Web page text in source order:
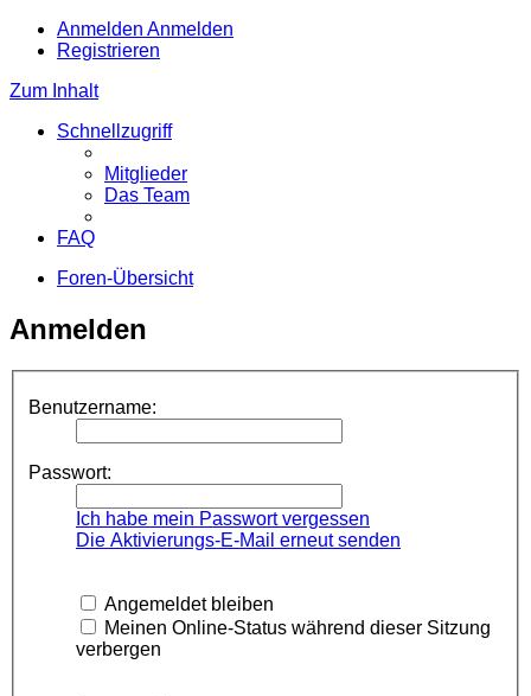
Anmelden Anmelden
Registrieren
Zum Inhalt
Schnellzugriff
Mitglieder
Das Team
FAQ
Foren-Übersicht
Anmelden
Benutzername:
Passwort:
Ich habe mein Passwort vergessen
Die Aktivierungs-E-Mail erneut senden
Angemeldet bleiben
Meinen Online-Status während dieser Sitzung
verbergen